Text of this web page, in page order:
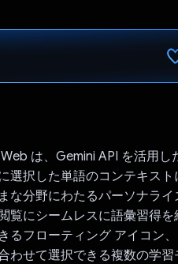
は、Gemini API を活用
選択した単語のコンテキス
な分野にわたるパーソナラ
覧にシームレスに語彙習得
るフローティング アイコン
わせて選択できる複数の学